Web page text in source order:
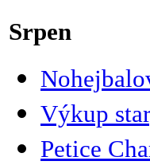
Srpen
Výkup
Petice